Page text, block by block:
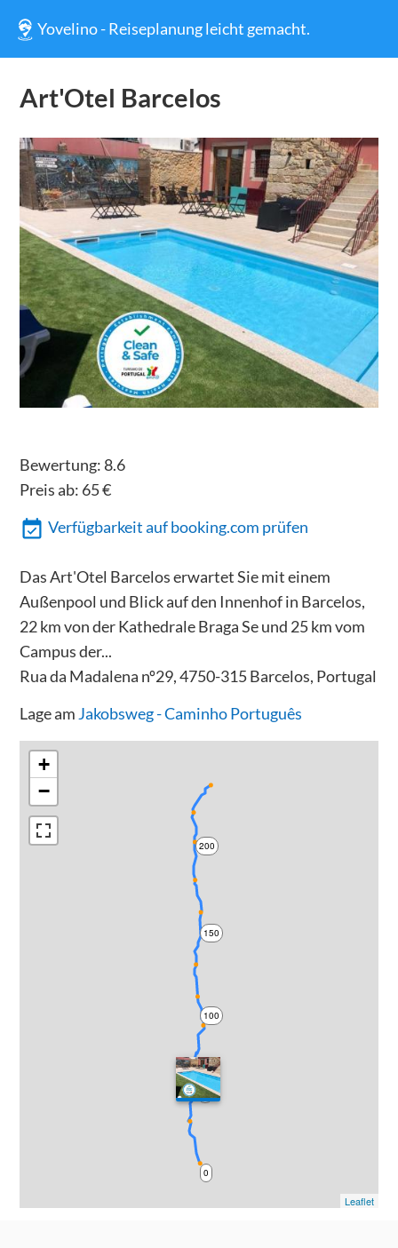
Yovelino - Reiseplanung leicht gemacht.
Art'Otel Barcelos
Bewertung: 8.6
Preis ab: 65€
Verfügbarkeit auf booking.com prüfen
Das Art'Otel Barcelos erwartet Sie mit einem
Außenpool und Blick auf den Innenhof in Barcelos,
22 km von der Kathedrale Braga Se und 25 km vom
Campus der...
Rua da Madalena nº29, 4750-315 Barcelos, Portugal
Lage am Jakobsweg - Caminho Português
0
50
100
150
200
+
−
Leaflet